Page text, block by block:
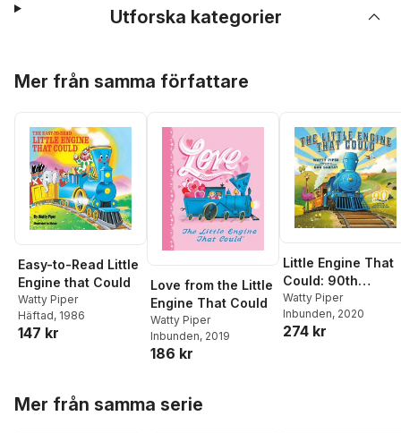
Utforska kategorier
Mer från samma författare
Easy-to-Read Little
Engine that Could
Watty Piper
Häftad, 1986
147 kr
Love from the Little
Engine That Could
Watty Piper
Inbunden, 2019
186 kr
Little Engine That
Could: 90th
Anniversary
Watty Piper
Inbunden, 2020
274 kr
Mer från samma serie